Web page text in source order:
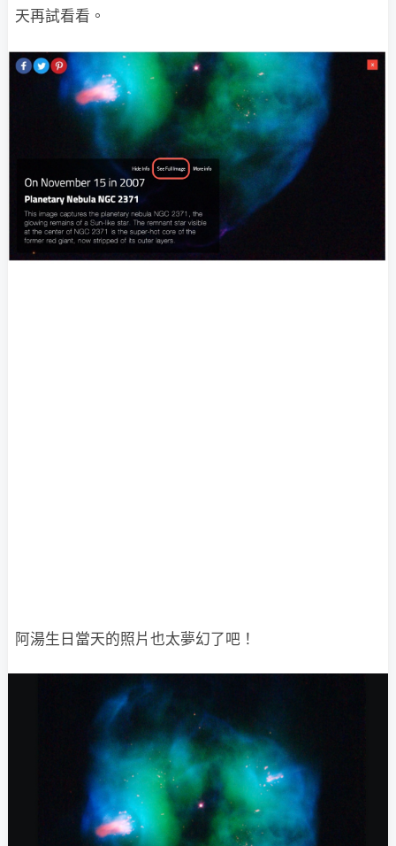
天再試看看。
阿湯生日當天的照片也太夢幻了吧！